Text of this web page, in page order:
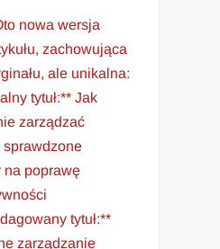
nowa wersja
zachowująca
ale unikalna:
tytuł:** Jak
zarządzać
sprawdzone
na poprawę
tytuł:**
zarządzanie